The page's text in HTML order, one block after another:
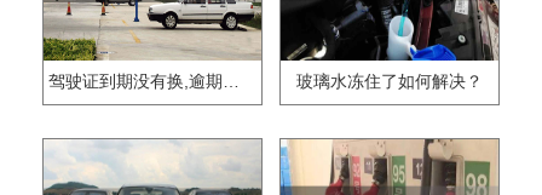
驾驶证到期没有换,逾期怎么办?? 玻璃水冻住了如何解决？